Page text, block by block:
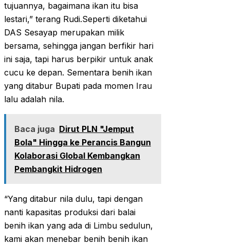
tujuannya, bagaimana ikan itu bisa
lestari,” terang Rudi.Seperti diketahui
DAS Sesayap merupakan milik
bersama, sehingga jangan berfikir hari
ini saja, tapi harus berpikir untuk anak
cucu ke depan. Sementara benih ikan
yang ditabur Bupati pada momen Irau
lalu adalah nila.
Baca juga Dirut PLN "Jemput
Bola" Hingga ke Perancis Bangun
Kolaborasi Global Kembangkan
Pembangkit Hidrogen
“Yang ditabur nila dulu, tapi dengan
nanti kapasitas produksi dari balai
benih ikan yang ada di Limbu sedulun,
kami akan menebar benih benih ikan